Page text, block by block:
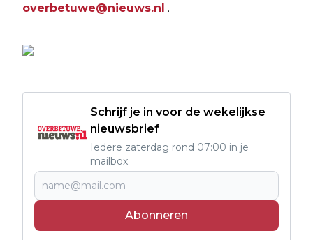
overbetuwe@nieuws.nl .
Schrijf je in voor de wekelijkse
nieuwsbrief
Iedere zaterdag rond 07:00 in je
mailbox
Abonneren